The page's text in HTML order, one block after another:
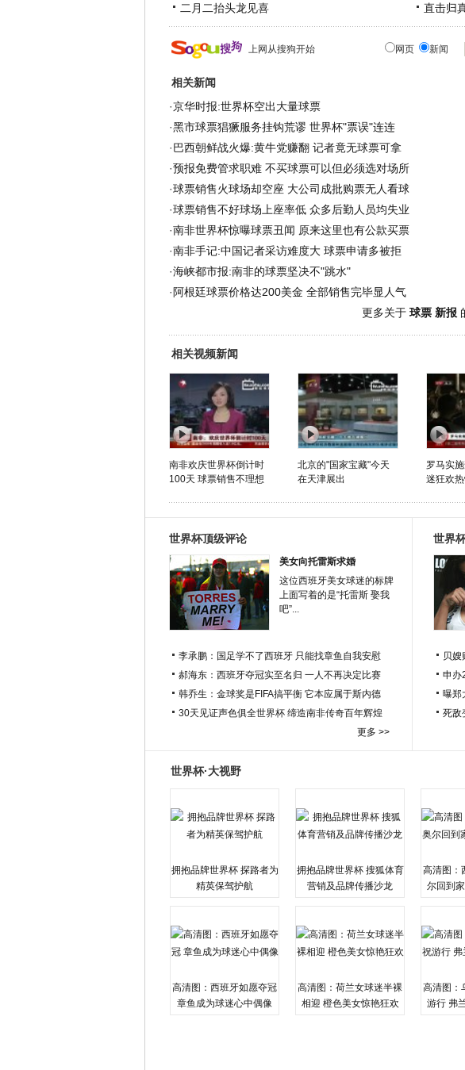
二月二抬头龙见喜 直击归
上网从搜狗开始 网页 新闻
相关新闻
·京华时报:世界杯空出大量球票
·黑市球票猖獗服务挂钩荒谬 世界杯"票误"连连
·巴西朝鲜战火爆:黄牛党赚翻 记者竟无球票可拿
·预报免费管求职难 不买球票可以但必须选对场所
·球票销售火球场却空座 大公司成批购票无人看球
·球票销售不好球场上座率低 众多后勤人员均失业
·南非世界杯惊曝球票丑闻 原来这里也有公款买票
·南非手记:中国记者采访难度大 球票申请多被拒
·海峡都市报:南非的球票坚决不"跳水"
· 阿根廷球票价格达200美金 全部销售完毕显人气
更多关于 球票 新报
相关视频新闻
南非欢庆世界杯倒计时
100天 球票销售不理想
北京的"国家宝藏"今天
在天津展出
罗马实
迷狂欢
世界杯顶级评论
美女向托雷斯求婚
这位西班牙美女球迷的标牌
上面写着的是“托雷斯 娶我
吧”...
李承鹏：国足学不了西班牙 只能找章鱼自我安慰
郝海东：西班牙夺冠实至名归 一人不再决定比赛
韩乔生：金球奖是FIFA搞平衡 它本应属于斯内德
30天见证声色俱全世界杯 缔造南非传奇百年辉煌
更多 >>
世界
贝
申办
曝郑
死敌
世界杯·大视野
拥抱品牌世界杯 探路者为
精英保驾护航
拥抱品牌世界杯 搜狐体育
营销及品牌传播沙龙
高清图：
尔回到
高清图：西班牙如愿夺冠
章鱼成为球迷心中偶像
高清图：荷兰女球迷半裸
相迎 橙色美女惊艳狂欢
高清图：
游行 弗